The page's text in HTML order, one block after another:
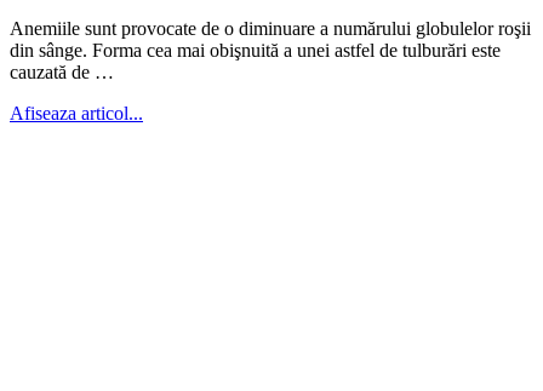
Anemiile sunt provocate de o diminuare a numă­rului globulelor roşii
din sânge. Forma cea mai obişnuită a unei astfel de tulburări este
cauzată de …
Afiseaza articol...